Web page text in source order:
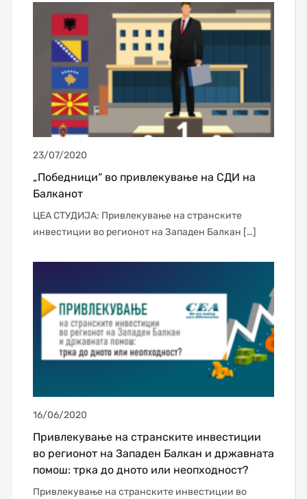
23/07/2020
„Победници“ во привлекување на СДИ на
Балканот
ЦЕА СТУДИЈА: Привлекување на странските
инвестиции во регионот на Западен Балкан […]
16/06/2020
Привлекување на странските инвестиции
во регионот на Западен Балкан и државната
помош: трка до дното или неопходност?
Привлекување на странските инвестиции во